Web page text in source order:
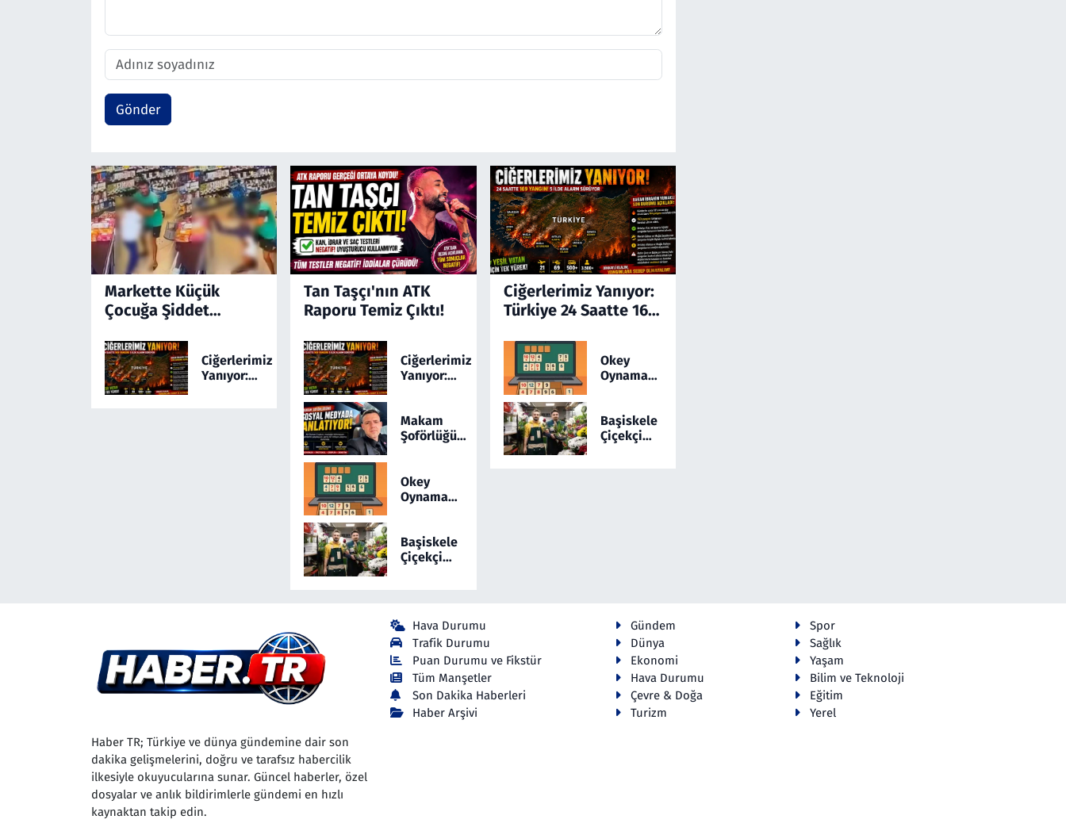
Gönder
Markette Küçük
Çocuğa Şiddet
Ayağa Kaldıran
Olayda Şüpheli
Gözaltında
Ciğerlerimiz
Yanıyor:
Tan Taşçı'nın ATK
Raporu Temiz Çıktı!
Ciğerlerimiz
Yanıyor:
Yangınla
Mücadele
Sürüyor
Makam
Şoförlüğünü
Anlatan Ali
Osman
Çekiyor
Okey
Oynamayı
Yepyeni
Bir Online
Başiskele
Çiçekçi
Ciğerlerimiz Yanıyor:
Türkiye 24 Saatte 169
Etti! 5 İlde Alarm
Sürüyor
Okey
Oynamayı
Yepyeni
Bir Online
Başiskele
Çiçekçi
Haber TR; Türkiye ve dünya gündemine dair son
dakika gelişmelerini, doğru ve tarafsız habercilik
ilkesiyle okuyucularına sunar. Güncel haberler, özel
dosyalar ve anlık bildirimlerle gündemi en hızlı
kaynaktan takip edin.
Hava Durumu
Trafik Durumu
Puan Durumu ve Fikstür
Tüm Manşetler
Son Dakika Haberleri
Haber Arşivi
Gündem
Spor
Dünya
Sağlık
Ekonomi
Yaşam
Hava Durumu
Bilim ve Teknoloji
Çevre & Doğa
Eğitim
Turizm
Yerel